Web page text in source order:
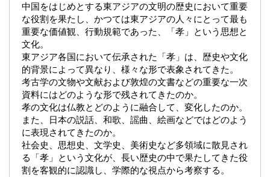
中国をはじめとする東アジアの文明の歴史において重要
な役割を果たし、かつては東アジアの人々にとって最も
重要な価値観、行動規範であった、「孝」という思想と
文化。
東アジア各国において伝承された「孝」は、歴史や文化
的背景によって異なり、様々な形で表象されてきた。
考古学の文物や文献および敦煌の文書などの重要な一次
資料にはどのような形で残されてきたのか。
孝の文化は仏教とどのように融合して、変化したのか。
また、日本の説話、和歌、謡曲、絵画などではどのよう
に表現されてきたのか。
社会史、思想史、文学史、美術史など多領域に散見され
る「孝」という文化が、長い歴史の中で果たしてきた役
割を客観的に認識し、学際的な視点から考察する。